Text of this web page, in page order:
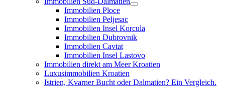
Immobilien Ploce
Immobilien Peljesac
Immobilien Insel Korcula
Immobilien Dubrovnik
Immobilien Cavtat
Immobilien Insel Lastovo
Immobilien direkt am Meer Kroatien
Luxusimmobilien Kroatien
Istrien, Kvarner Bucht oder Dalmatien? Ein Vergleich.